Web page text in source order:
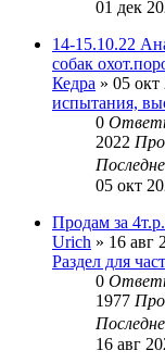
01 дек
14-15.10.22
собак
Кедра » 05
испытания,
0
2022
05 окт
Продам за
Urich » 16 авг
Раздел для
0
1977
16 авг